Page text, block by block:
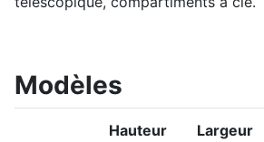
Modèles
Hauteur
Largeur